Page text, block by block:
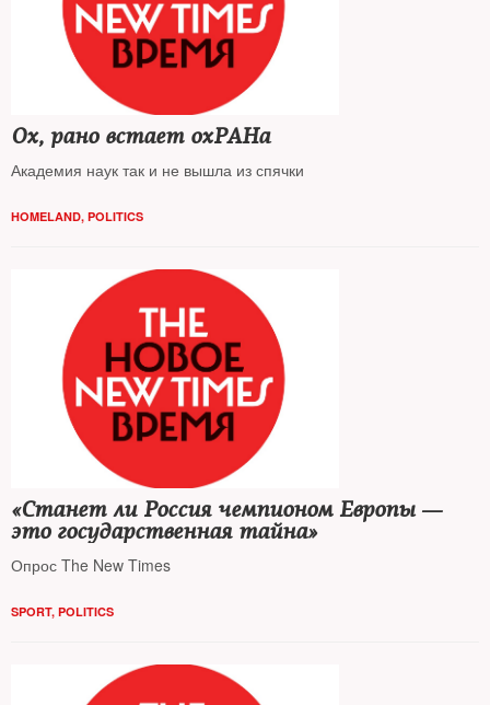
Ох, рано встает охРАНа
Академия наук так и не вышла из спячки
HOMELAND, POLITICS
«Станет ли Россия чемпионом Европы —
это государственная тайна»
Опрос The New Times
SPORT, POLITICS